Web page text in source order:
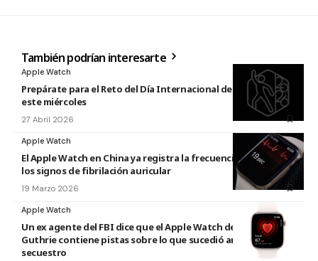
También podrían interesarte
Apple Watch
Prepárate para el Reto del Día Internacional de la Danza 2026
este miércoles
27 Abril 2026
Apple Watch
El Apple Watch en China ya registra la frecuencia cardíaca y
los signos de fibrilación auricular
19 Marzo 2026
Apple Watch
Un ex agente del FBI dice que el Apple Watch de Nancy
Guthrie contiene pistas sobre lo que sucedió antes de su
secuestro